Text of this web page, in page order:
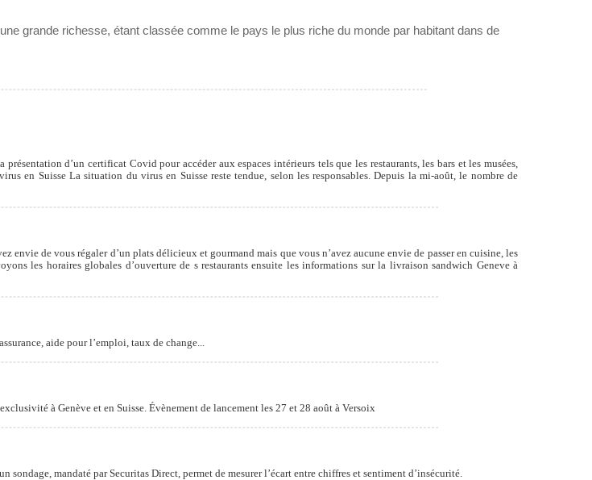
grande richesse, étant classée comme le pays le plus riche du monde par habitant dans de
d’un certificat Covid pour accéder aux espaces intérieurs tels que les restaurants, les bars et les musées,
en Suisse La situation du virus en Suisse reste tendue, selon les responsables. Depuis la mi-août, le nombre de
envie de vous régaler d’un plats délicieux et gourmand mais que vous n’avez aucune envie de passer en cuisine, les
les horaires globales d’ouverture de s restaurants ensuite les informations sur la livraison sandwich Geneve à
aide pour l’emploi, taux de change...
à Genève et en Suisse. Évènement de lancement les 27 et 28 août à Versoix
mandaté par Securitas Direct, permet de mesurer l’écart entre chiffres et sentiment d’insécurité.